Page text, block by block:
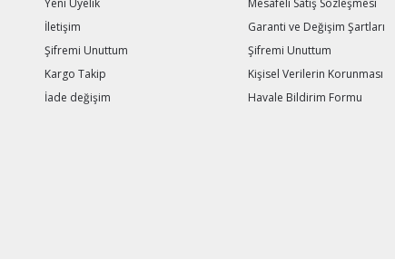
Yeni Üyelik
İletişim
Şifremi Unuttum
Kargo Takip
İade değişim
Mesafeli Satış Sözleşmesi
Garanti ve Değişim Şartları
Şifremi Unuttum
Kişisel Verilerin Korunması
Havale Bildirim Formu